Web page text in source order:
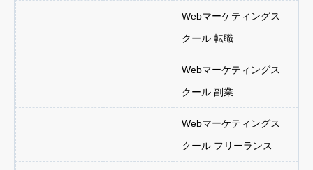
Webマーケティングス
クール 転職
Webマーケティングス
クール 副業
Webマーケティングス
クール フリーランス